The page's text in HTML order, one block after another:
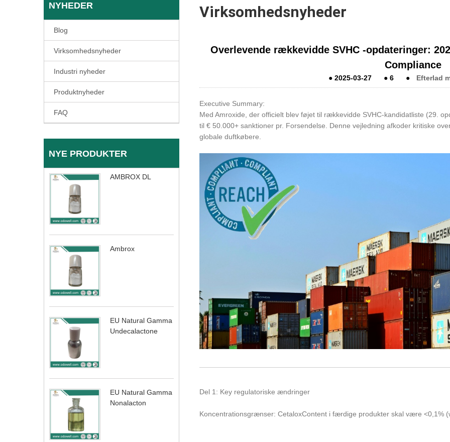
NYHEDER
Blog
Virksomhedsnyheder
Industri nyheder
Produktnyheder
FAQ
NYE PRODUKTER
AMBROX DL
Ambrox
EU Natural Gamma
Undecalactone
EU Natural Gamma
Nonalacton
Virksomhedsnyheder
Overlevende rækkevidde SVHC -opdateringer:
Compliance
●2025-03-27 ●6 ● Efterlad
Executive Summary:
Med Amroxide, der officielt blev føjet til rækkevidde SVHC-kandidatliste (29.
til € 50.000+ sanktioner pr. Forsendelse. Denne vejledning afkoder kritiske
globale duftkøbere.
Del 1: Key regulatoriske ændringer
Koncentrationsgrænser: CetaloxContent i færdige produkter skal være <0,1%